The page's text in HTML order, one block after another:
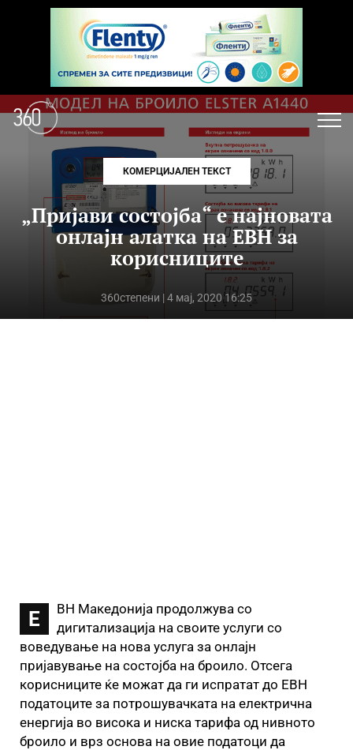
КОМЕРЦИЈАЛЕН ТЕКСТ
„Пријави состојба“ е најновата
онлајн алатка на ЕВН за
корисниците
360степени | 4 мај, 2020 16:25
Е
ВН Македонија продолжува со
дигитализација на своите услуги со
воведување на нова услуга за онлајн
пријавување на состојба на броило. Отсега
корисниците ќе можат да ги испратат до ЕВН
податоците за потрошувачката на електрична
енергија во висока и ниска тарифа од нивното
броило и врз основа на овие податоци да